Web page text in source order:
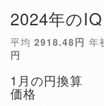
2024年の
平均 2918.48円 年
円
1月の円換算
価格